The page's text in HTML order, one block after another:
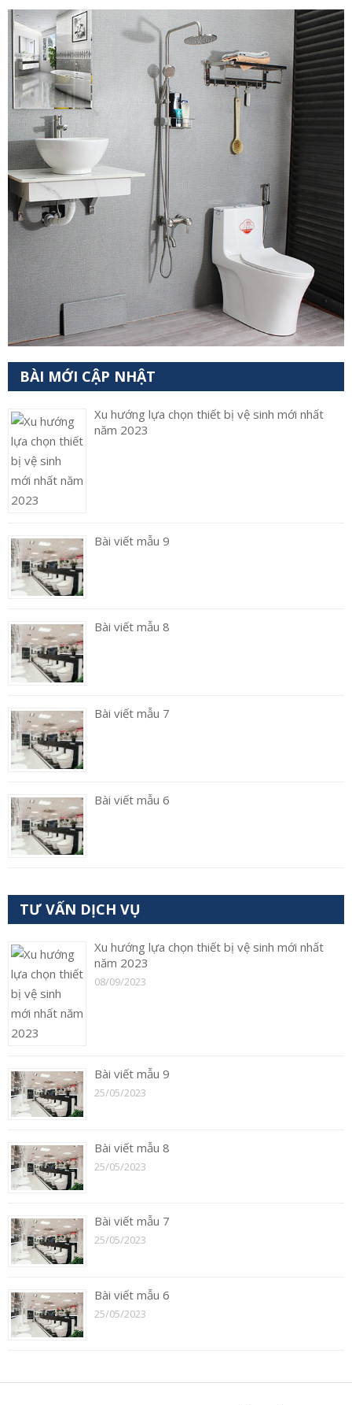
BÀI MỚI CẬP NHẬT
Xu hướng lựa chọn thiết bị vệ sinh mới nhất
năm 2023
Bài viết mẫu 9
Bài viết mẫu 8
Bài viết mẫu 7
Bài viết mẫu 6
TƯ VẤN DỊCH VỤ
Xu hướng lựa chọn thiết bị vệ sinh mới nhất
năm 2023
08/09/2023
Bài viết mẫu 9
25/05/2023
Bài viết mẫu 8
25/05/2023
Bài viết mẫu 7
25/05/2023
Bài viết mẫu 6
25/05/2023